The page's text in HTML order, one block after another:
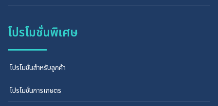
โปรโมชั่นพิเศษ
โปรโมชั่นสำหรับลูกค้า
โปรโมชั่นการเกษตร